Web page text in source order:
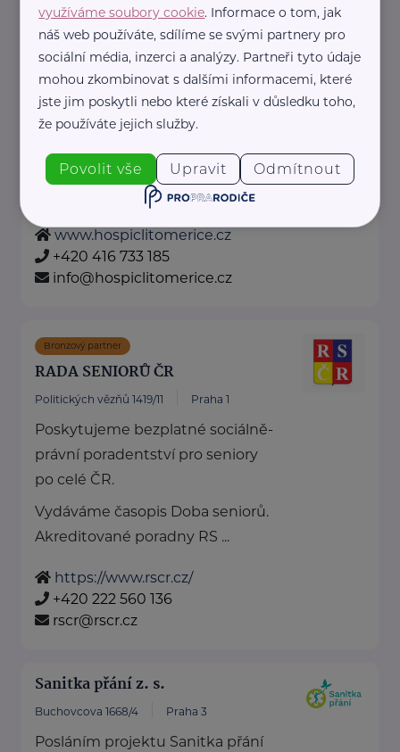
dotknisekridel@seznam.cz
Hospic sv. Štěpána z.s.
poskytovatel zdravotních a sociálních služeb,
který poskytuje tyto služby ...
www.hospiclitomerice.cz
+420 416 733 185
info@hospiclitomerice.cz
Bronzový partner
RADA SENIORŮ ČR
Politických vězňů 1419/11 Praha 1
Poskytujeme bezplatné sociálně-
právní poradentství pro seniory
po celé ČR.
Vydáváme časopis Doba seniorů.
Akreditované poradny RS ...
https://www.rscr.cz/
+420 222 560 136
rscr@rscr.cz
Sanitka přání z. s.
Buchovcova 1668/4 Praha 3
Posláním projektu Sanitka přání
využíváme soubory cookie. Informace o tom, jak
náš web používáte, sdílíme se svými partnery pro
sociální média, inzerci a analýzy. Partneři tyto údaje
mohou zkombinovat s dalšími informacemi, které
jste jim poskytli nebo které získali v důsledku toho,
že používáte jejich služby.
Povolit vše Upravit Odmítnout